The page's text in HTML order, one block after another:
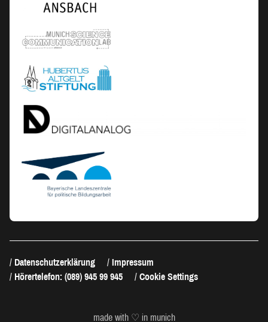
Datenschutzerklärung
Impressum
Hörertelefon: (089) 945 99 945
Cookie Settings
made with ♡ in munich